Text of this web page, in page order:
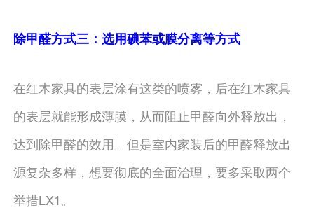
除甲醛方式三：选用碘苯或膜分离等方式
在红木家具的表层涂有这类的喷雾，后在红木家具
的表层就能形成薄膜，从而阻止甲醛向外释放出，
达到除甲醛的效用。但是室内家装后的甲醛释放出
源复杂多样，想要彻底的全面治理，要多采取两个
举措LX1。